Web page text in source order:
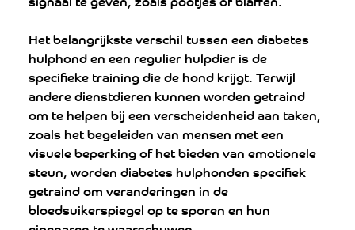
Het belangrijkste verschil tussen een diabetes
hulphond en een regulier hulpdier is de
specifieke training die de hond krijgt. Terwijl
andere dienstdieren kunnen worden getraind
om te helpen bij een verscheidenheid aan taken,
zoals het begeleiden van mensen met een
visuele beperking of het bieden van emotionele
steun, worden diabetes hulphonden specifiek
getraind om veranderingen in de
bloedsuikerspiegel op te sporen en hun